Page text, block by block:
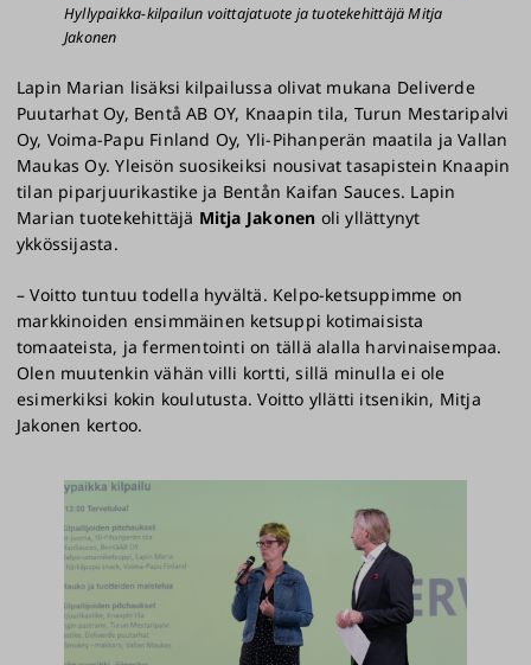
Hyllypaikka-kilpailun voittajatuote ja tuotekehittäjä Mitja
Jakonen
Lapin Marian lisäksi kilpailussa olivat mukana Deliverde
Puutarhat Oy, Bentå AB OY, Knaapin tila, Turun Mestaripalvi
Oy, Voima-Papu Finland Oy, Yli-Pihanperän maatila ja Vallan
Maukas Oy. Yleisön suosikeiksi nousivat tasapistein Knaapin
tilan piparjuurikastike ja Bentån Kaifan Sauces. Lapin
Marian tuotekehittäjä Mitja Jakonen oli yllättynyt
ykkössijasta.
– Voitto tuntuu todella hyvältä. Kelpo-ketsuppimme on
markkinoiden ensimmäinen ketsuppi kotimaisista
tomaateista, ja fermentointi on tällä alalla harvinaisempaa.
Olen muutenkin vähän villi kortti, sillä minulla ei ole
esimerkiksi kokin koulutusta. Voitto yllätti itsenikin, Mitja
Jakonen kertoo.